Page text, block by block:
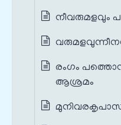
നീവരുമളവും
രംഗം
ആശ്രമം